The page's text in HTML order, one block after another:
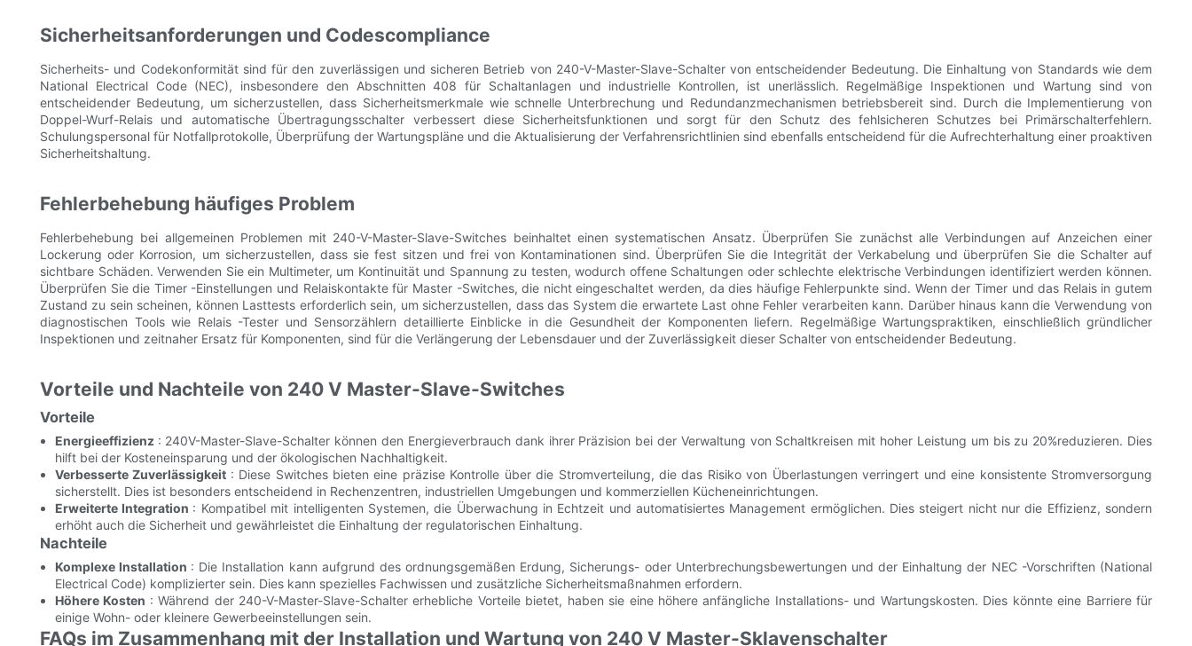
Sicherheitsanforderungen und Codescompliance
Sicherheits- und Codekonformität sind für den zuverlässigen und sicheren Betrieb von 240-V-Master-Slave-Schalter von entscheidender Bedeutung. Die Einhaltung von Standards wie dem
National Electrical Code (NEC), insbesondere den Abschnitten 408 für Schaltanlagen und industrielle Kontrollen, ist unerlässlich. Regelmäßige Inspektionen und Wartung sind von
entscheidender Bedeutung, um sicherzustellen, dass Sicherheitsmerkmale wie schnelle Unterbrechung und Redundanzmechanismen betriebsbereit sind. Durch die Implementierung von
Doppel-Wurf-Relais und automatische Übertragungsschalter verbessert diese Sicherheitsfunktionen und sorgt für den Schutz des fehlsicheren Schutzes bei Primärschalterfehlern.
Schulungspersonal für Notfallprotokolle, Überprüfung der Wartungspläne und die Aktualisierung der Verfahrensrichtlinien sind ebenfalls entscheidend für die Aufrechterhaltung einer proaktiven
Sicherheitshaltung.
Fehlerbehebung häufiges Problem
Fehlerbehebung bei allgemeinen Problemen mit 240-V-Master-Slave-Switches beinhaltet einen systematischen Ansatz. Überprüfen Sie zunächst alle Verbindungen auf Anzeichen einer
Lockerung oder Korrosion, um sicherzustellen, dass sie fest sitzen und frei von Kontaminationen sind. Überprüfen Sie die Integrität der Verkabelung und überprüfen Sie die Schalter auf
sichtbare Schäden. Verwenden Sie ein Multimeter, um Kontinuität und Spannung zu testen, wodurch offene Schaltungen oder schlechte elektrische Verbindungen identifiziert werden können.
Überprüfen Sie die Timer -Einstellungen und Relaiskontakte für Master -Switches, die nicht eingeschaltet werden, da dies häufige Fehlerpunkte sind. Wenn der Timer und das Relais in gutem
Zustand zu sein scheinen, können Lasttests erforderlich sein, um sicherzustellen, dass das System die erwartete Last ohne Fehler verarbeiten kann. Darüber hinaus kann die Verwendung von
diagnostischen Tools wie Relais -Tester und Sensorzählern detaillierte Einblicke in die Gesundheit der Komponenten liefern. Regelmäßige Wartungspraktiken, einschließlich gründlicher
Inspektionen und zeitnaher Ersatz für Komponenten, sind für die Verlängerung der Lebensdauer und der Zuverlässigkeit dieser Schalter von entscheidender Bedeutung.
Vorteile und Nachteile von 240 V Master-Slave-Switches
Vorteile
Energieeffizienz : 240V-Master-Slave-Schalter können den Energieverbrauch dank ihrer Präzision bei der Verwaltung von Schaltkreisen mit hoher Leistung um bis zu 20%reduzieren. Dies
hilft bei der Kosteneinsparung und der ökologischen Nachhaltigkeit.
Verbesserte Zuverlässigkeit : Diese Switches bieten eine präzise Kontrolle über die Stromverteilung, die das Risiko von Überlastungen verringert und eine konsistente Stromversorgung
sicherstellt. Dies ist besonders entscheidend in Rechenzentren, industriellen Umgebungen und kommerziellen Kücheneinrichtungen.
Erweiterte Integration : Kompatibel mit intelligenten Systemen, die Überwachung in Echtzeit und automatisiertes Management ermöglichen. Dies steigert nicht nur die Effizienz, sondern
erhöht auch die Sicherheit und gewährleistet die Einhaltung der regulatorischen Einhaltung.
Nachteile
Komplexe Installation : Die Installation kann aufgrund des ordnungsgemäßen Erdung, Sicherungs- oder Unterbrechungsbewertungen und der Einhaltung der NEC -Vorschriften (National
Electrical Code) komplizierter sein. Dies kann spezielles Fachwissen und zusätzliche Sicherheitsmaßnahmen erfordern.
Höhere Kosten : Während der 240-V-Master-Slave-Schalter erhebliche Vorteile bietet, haben sie eine höhere anfängliche Installations- und Wartungskosten. Dies könnte eine Barriere für
einige Wohn- oder kleinere Gewerbeeinstellungen sein.
FAQs im Zusammenhang mit der Installation und Wartung von 240 V Master-Sklavenschalter